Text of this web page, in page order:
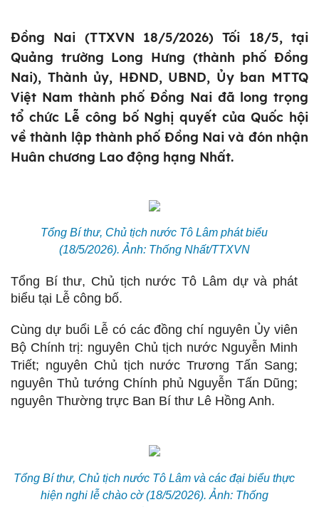
Đồng Nai (TTXVN 18/5/2026) Tối 18/5, tại
Quảng trường Long Hưng (thành phố Đồng
Nai), Thành ủy, HĐND, UBND, Ủy ban MTTQ
Việt Nam thành phố Đồng Nai đã long trọng
tổ chức Lễ công bố Nghị quyết của Quốc hội
về thành lập thành phố Đồng Nai và đón nhận
Huân chương Lao động hạng Nhất.
Tổng Bí thư, Chủ tịch nước Tô Lâm phát biểu
(18/5/2026). Ảnh: Thống Nhất/TTXVN
Tổng Bí thư, Chủ tịch nước Tô Lâm dự và phát
biểu tại Lễ công bố.
Cùng dự buổi Lễ có các đồng chí nguyên Ủy viên
Bộ Chính trị: nguyên Chủ tịch nước Nguyễn Minh
Triết; nguyên Chủ tịch nước Trương Tấn Sang;
nguyên Thủ tướng Chính phủ Nguyễn Tấn Dũng;
nguyên Thường trực Ban Bí thư Lê Hồng Anh.
Tổng Bí thư, Chủ tịch nước Tô Lâm và các đại biểu thực
hiện nghi lễ chào cờ (18/5/2026). Ảnh: Thống